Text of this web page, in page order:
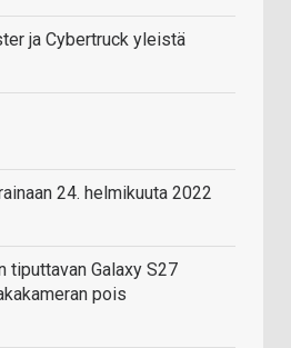
ja Cybertruck yleistä
24. helmikuuta 2022
tiputtavan Galaxy S27
pois